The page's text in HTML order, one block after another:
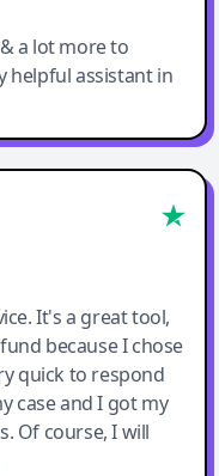
a lot more to
helpful assistant in
It's a great tool,
because I chose
quick to respond
case and I got my
Of course, I will